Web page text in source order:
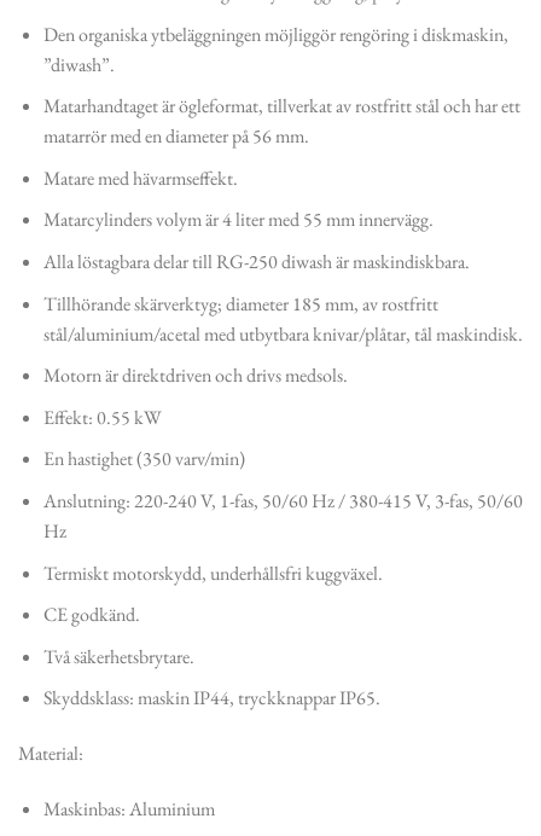
Den organiska ytbeläggningen möjliggör rengöring i diskmaskin,
”diwash”.
Matarhandtaget är ögleformat, tillverkat av rostfritt stål och har ett
matarrör med en diameter på 56 mm.
Matare med hävarmseffekt.
Matarcylinders volym är 4 liter med 55 mm innervägg.
Alla löstagbara delar till RG-250 diwash är maskindiskbara.
Tillhörande skärverktyg; diameter 185 mm, av rostfritt
stål/aluminium/acetal med utbytbara knivar/plåtar, tål maskindisk.
Motorn är direktdriven och drivs medsols.
Effekt: 0.55 kW
En hastighet (350 varv/min)
Anslutning: 220-240 V, 1-fas, 50/60 Hz / 380-415 V, 3-fas, 50/60
Hz
Termiskt motorskydd, underhållsfri kuggväxel.
CE godkänd.
Två säkerhetsbrytare.
Skyddsklass: maskin IP44, tryckknappar IP65.
Material:
Maskinbas: Aluminium